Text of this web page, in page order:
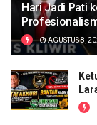
Hari Jadi Pati
AGUSTUS 8,